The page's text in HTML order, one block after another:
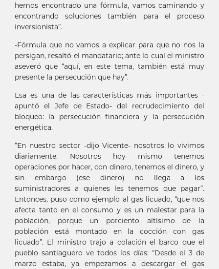
hemos encontrado una fórmula, vamos caminando y
encontrando soluciones también para el proceso
inversionista”.
-Fórmula que no vamos a explicar para que no nos la
persigan, resaltó el mandatario; ante lo cual el ministro
aseveró que “aquí, en este tema, también está muy
presente la persecución que hay”.
Esa es una de las características más importantes -
apuntó el Jefe de Estado- del recrudecimiento del
bloqueo: la persecución financiera y la persecución
energética.
“En nuestro sector -dijo Vicente- nosotros lo vivimos
diariamente. Nosotros hoy mismo tenemos
operaciones por hacer, con dinero, tenemos el dinero, y
sin embargo (ese dinero) no llega a los
suministradores a quienes les tenemos que pagar”.
Entonces, puso como ejemplo al gas licuado, “que nos
afecta tanto en el consumo y es un malestar para la
población, porque un porciento altísimo de la
población está montado en la cocción con gas
licuado”. El ministro trajo a colación el barco que el
pueblo santiaguero ve todos los días: “Desde el 3 de
marzo estaba, ya empezamos a descargar el gas